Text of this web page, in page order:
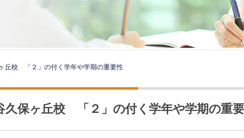
丘校 「２」の付く学年や学期の重要性
久保ヶ丘校 「２」の付く学年や学期の重